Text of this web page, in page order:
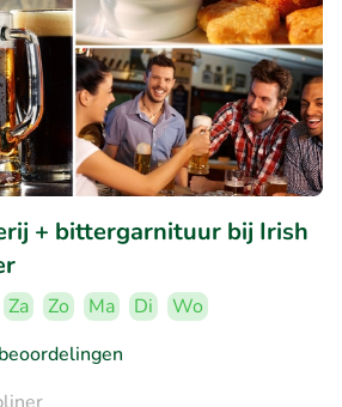
+ bittergarnituur bij Irish
Za Zo Ma Di
Wo